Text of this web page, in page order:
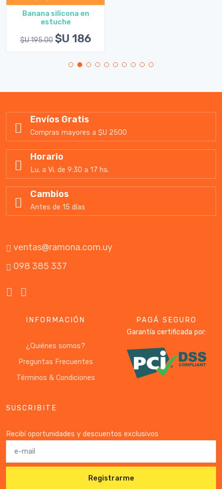
Banana silicona en
estuche
$U 195.00 $U 186
Envíos Gratis
Compras mayores a $U 2500
Horario
Lu. a Vi. de 9:30 a 17 hs.
Cambios
Antes de 15 días
ventas@ramona.com.uy
098 385 337
INFORMACIÓN
¿Quiénes somos?
Preguntas Frecuentes
Términos & Condiciones
PAGÁ SEGURO
Garantía certificada por:
SUSCRIBITE
Recibí oportunidades y descuentos exclusivos
Registrarme